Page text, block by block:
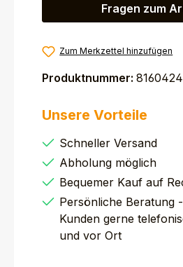
Fragen zum
Zum Merkzettel hinzufügen
Produktnummer: 8160424
Unsere Vorteile
Schneller Versand
Abholung möglich
Bequemer Kauf auf
Persönliche Beratung
Kunden gerne
und vor Ort